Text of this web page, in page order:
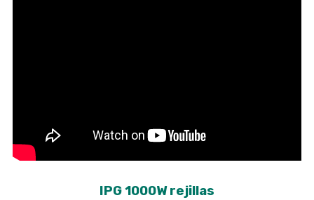
IPG 1000W rejillas